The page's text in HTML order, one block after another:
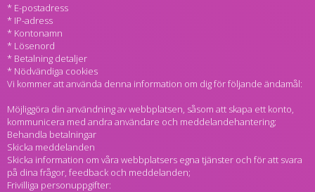
* E-postadress
* IP-adress
* Kontonamn
* Lösenord
* Betalning detaljer
* Nödvändiga cookies
Vi kommer att använda denna information om dig för följande ändamål:
Möjliggöra din användning av webbplatsen, såsom att skapa ett konto,
kommunicera med andra användare och meddelandehantering;
Behandla betalningar
Skicka meddelanden
Skicka information om våra webbplatsers egna tjänster och för att svara
på dina frågor, feedback och meddelanden;
Frivilliga personuppgifter: